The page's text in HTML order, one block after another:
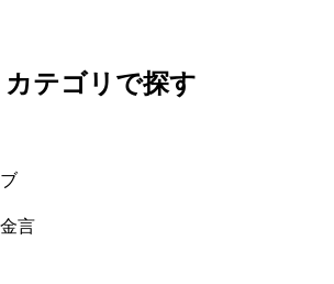
カテゴリで探す
言